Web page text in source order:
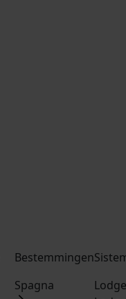
Bestemmingen
Spagna